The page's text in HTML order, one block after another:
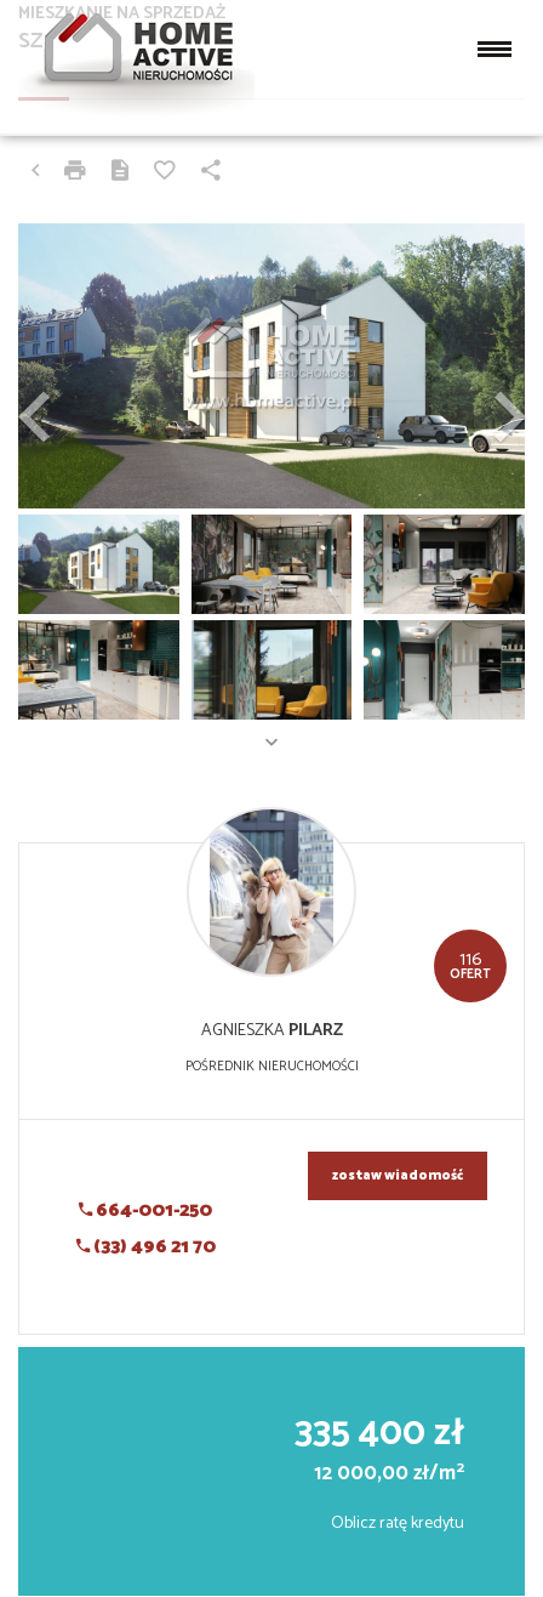
SZCZYRK
MIESZKANIE NA SPRZEDAŻ
116
OFERT
AGNIESZKAPILARZ
POŚREDNIK NIERUCHOMOŚCI
664-001-250
(33) 496 21 70
zostaw wiadomość
335 400 zł
12 000,00 zł/m2
Oblicz ratę kredytu